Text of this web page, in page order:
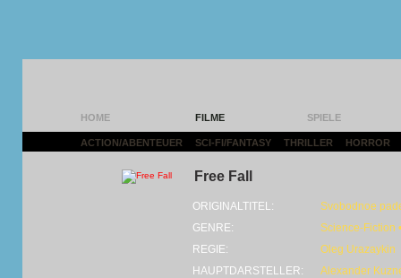
HOME FILME SPIELE
ACTION/ABENTEUER SCI-FI/FANTASY THRILLER HORROR
Free Fall
ORIGINALTITEL:
Svobodnoe
GENRE:
Science-Fiction
REGIE:
Oleg Urazaykin
HAUPTDARSTELLER:
Alexander